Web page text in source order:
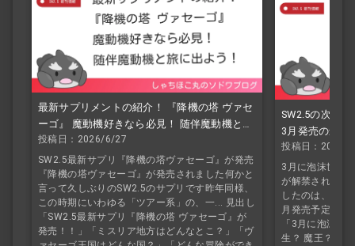
最新サプリメントの紹介！ 『降機の塔 ヴァセ
ーゴ』 魔動機好きなら必見！ 随伴魔動機と旅
に出よう！
投稿日：2026/6/27
SW2.5最新サプリ『降機の塔ヴァセーゴ』が発売
『降機の塔ヴァセーゴ』が発売されました何かと
言って久しぶりのSW2.5のサプリです昨年同様、
この時期にいわゆる「ツアー系」の、一... 見出し
「SW2.5最新サプリ『降機の塔 ヴァセーゴ』が
発売！！」「ミスリア地方はどんなとこ？」「ヴ
SW2.5の次サ
3月発売の最新
投稿日：2026/
3月に泡沫世界
が解禁されまし
したのは、新サ
月発売予定のこ
「3月に泡沫世
生？ 魔王？」